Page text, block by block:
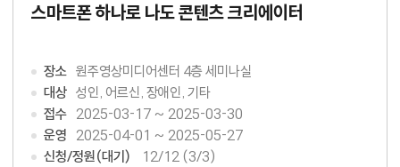
스마트폰 하나로 나도 콘텐츠 크리에이터
장소 원주영상미디어센터 4층 세미나실
대상 성인, 어르신, 장애인, 기타
접수 2025-03-17 ~ 2025-03-30
운영 2025-04-01 ~ 2025-05-27
신청/정원(대기)
12/12 (3/3)